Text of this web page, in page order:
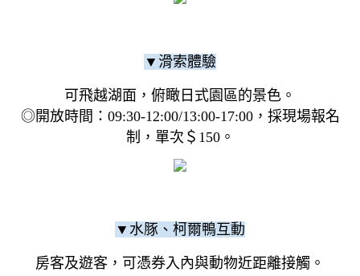
▼滑索體驗
可飛越湖面，俯瞰日式園區的景色。
◎開放時間：09:30-12:00/13:00-17:00，採現場報名
制，單次＄150。
▼水豚、柯爾鴨互動
房客及遊客，可憑券入內與動物近距離接觸。